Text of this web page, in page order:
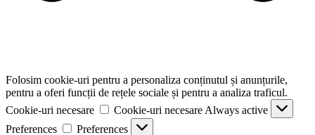
Folosim cookie-uri pentru a personaliza conținutul și anunțurile,
pentru a oferi funcții de rețele sociale și pentru a analiza traficul.
Cookie-uri necesare
Cookie-uri necesare Always active
Preferences
Preferences